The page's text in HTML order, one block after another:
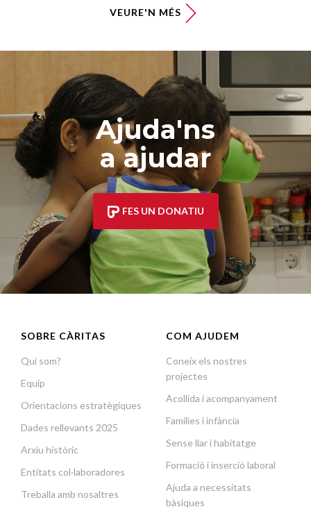
VEURE'N MÉS
Ajuda'ns
a ajudar
FES UN DONATIU
SOBRE CÀRITAS
Qui som?
Equip
Orientacions estratègiques
Dades rellevants 2025
Arxiu històric
Entitats col·laboradores
Treballa amb nosaltres
COM AJUDEM
Coneix els nostres
projectes
Acollida i acompanyament
Famílies i infància
Sense llar i habitatge
Formació i inserció laboral
Ajuda a necessitats
bàsiques